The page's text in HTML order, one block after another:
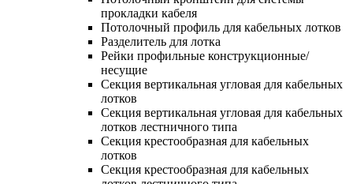
прокладки кабеля
Потолочный профиль для кабельных лотков
Разделитель для лотка
Рейки профильные конструкционные/
несущие
Секция вертикальная угловая для кабельных
лотков
Секция вертикальная угловая для кабельных
лотков лестничного типа
Секция крестообразная для кабельных
лотков
Секция крестообразная для кабельных